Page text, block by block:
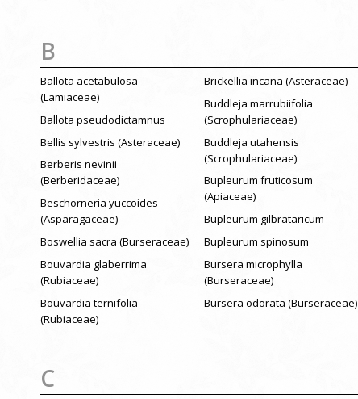
B
Ballota acetabulosa
(Lamiaceae)
Ballota pseudodictamnus
Bellis sylvestris (Asteraceae)
Berberis nevinii
(Berberidaceae)
Beschorneria yuccoides
(Asparagaceae)
Boswellia sacra (Burseraceae)
Bouvardia glaberrima
(Rubiaceae)
Bouvardia ternifolia
(Rubiaceae)
Brickellia incana (Asteraceae)
Buddleja marrubiifolia
(Scrophulariaceae)
Buddleja utahensis
(Scrophulariaceae)
Bupleurum fruticosum
(Apiaceae)
Bupleurum gilbrataricum
Bupleurum spinosum
Bursera microphylla
(Burseraceae)
Bursera odorata (Burseraceae)
C